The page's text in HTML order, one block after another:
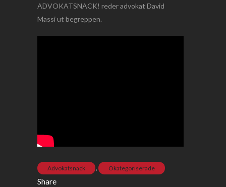
ADVOKATSNACK! reder advokat David
Massi ut begreppen.
Advokatsnack , Okategoriserade
Share